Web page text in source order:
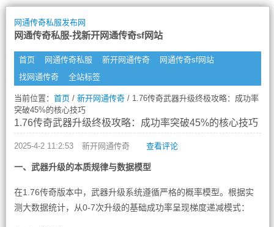
网通传奇私服发布网
网通传奇私服-找新开网通传奇sf网站
首页 网通传奇私服 新开网通传奇
网通传奇sf网站
找网通传奇
全站标签
当前位置： 首页/ 新开网通传奇/ 1.76传奇武器升级终极攻略：成功率
突破45%的核心技巧
1.76传奇武器升级终极攻略：成功率突破45%的核心技巧
2025-4-2 11:2:53 新开网通传奇 查看评论
一、武器升级的本质规律与数据模型
在1.76传奇版本中，武器升级系统遵循严格的概率模型。根据实
测大数据统计，从0-7次升级的基础成功率呈现梯度递减模式：